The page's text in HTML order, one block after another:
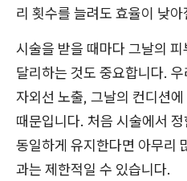
리 횟수를 늘려도 효율이 낮
시술을 받을 때마다 그날의
달리하는 것도 중요합니다.
자외선 노출, 그날의 컨디션
때문입니다. 처음 시술에서
동일하게 유지한다면 아무리
과는 제한적일 수 있습니다.